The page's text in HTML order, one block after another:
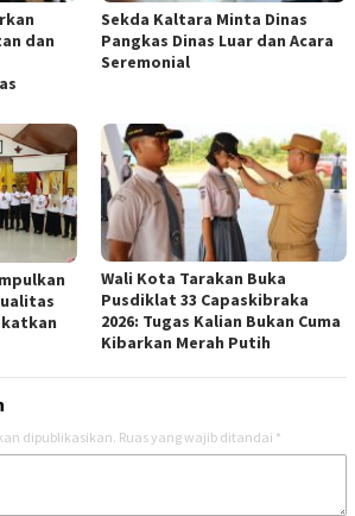
dan
Sekda Kaltara Minta Dinas
Pangkas Dinas Luar dan Acara
Seremonial
Wali Kota Tarakan Buka
Pusdiklat 33 Capaskibraka
2026: Tugas Kalian Bukan Cuma
Kibarkan Merah Putih
dipublikasikan. Ruas yang wajib ditandai *